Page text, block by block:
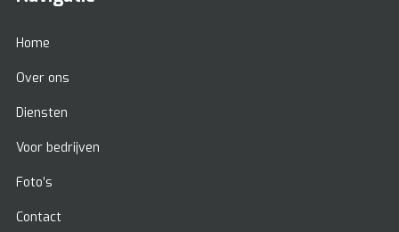
Home
Over ons
Diensten
Voor bedrijven
Foto’s
Contact